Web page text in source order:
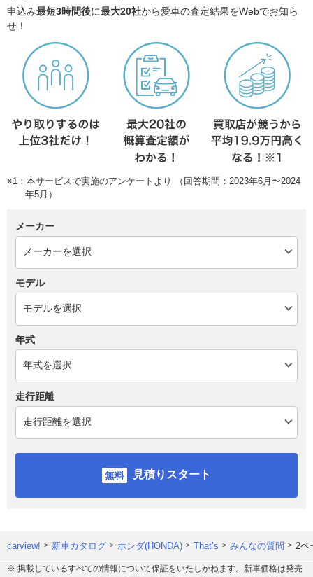
申込み最短3時間後に最大20社から愛車の査定結果をWebでお知ら
せ！
※1：本サービスで実施のアンケートより （回答期間：2023年6月〜2024
年5月）
メーカー
モデル
年式
走行距離
見積りスタート
carview! 新車カタログ ホンダ(HONDA) That’s みんなの質問 2ペ
※ 掲載しているすべての情報について保証をいたしかねます。新車価格は発売